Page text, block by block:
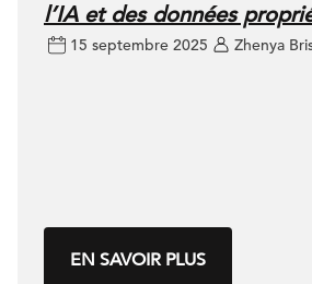
l’IA et des données
15 septembre 2025 Zhenya
EN SAVOIR PLUS